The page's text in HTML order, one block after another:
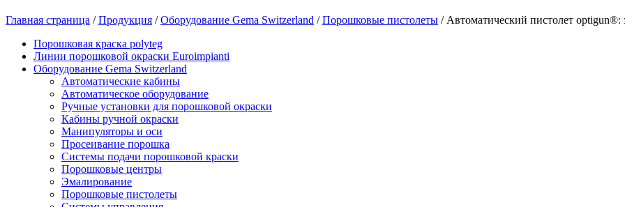
Главная страница /Продукция /Оборудование Gema Switzerland /Порошковые пистолеты / Автоматический пистолет
Порошковая краска polyteg
Линии порошковой окраски Euroimpianti
Оборудование Gema Switzerland
Автоматические кабины
Автоматическое оборудование
Ручные установки для порошковой окраски
Кабины ручной окраски
Манипуляторы и оси
Просеивание порошка
Системы подачи порошковой краски
Порошковые центры
Эмалирование
Порошковые пистолеты